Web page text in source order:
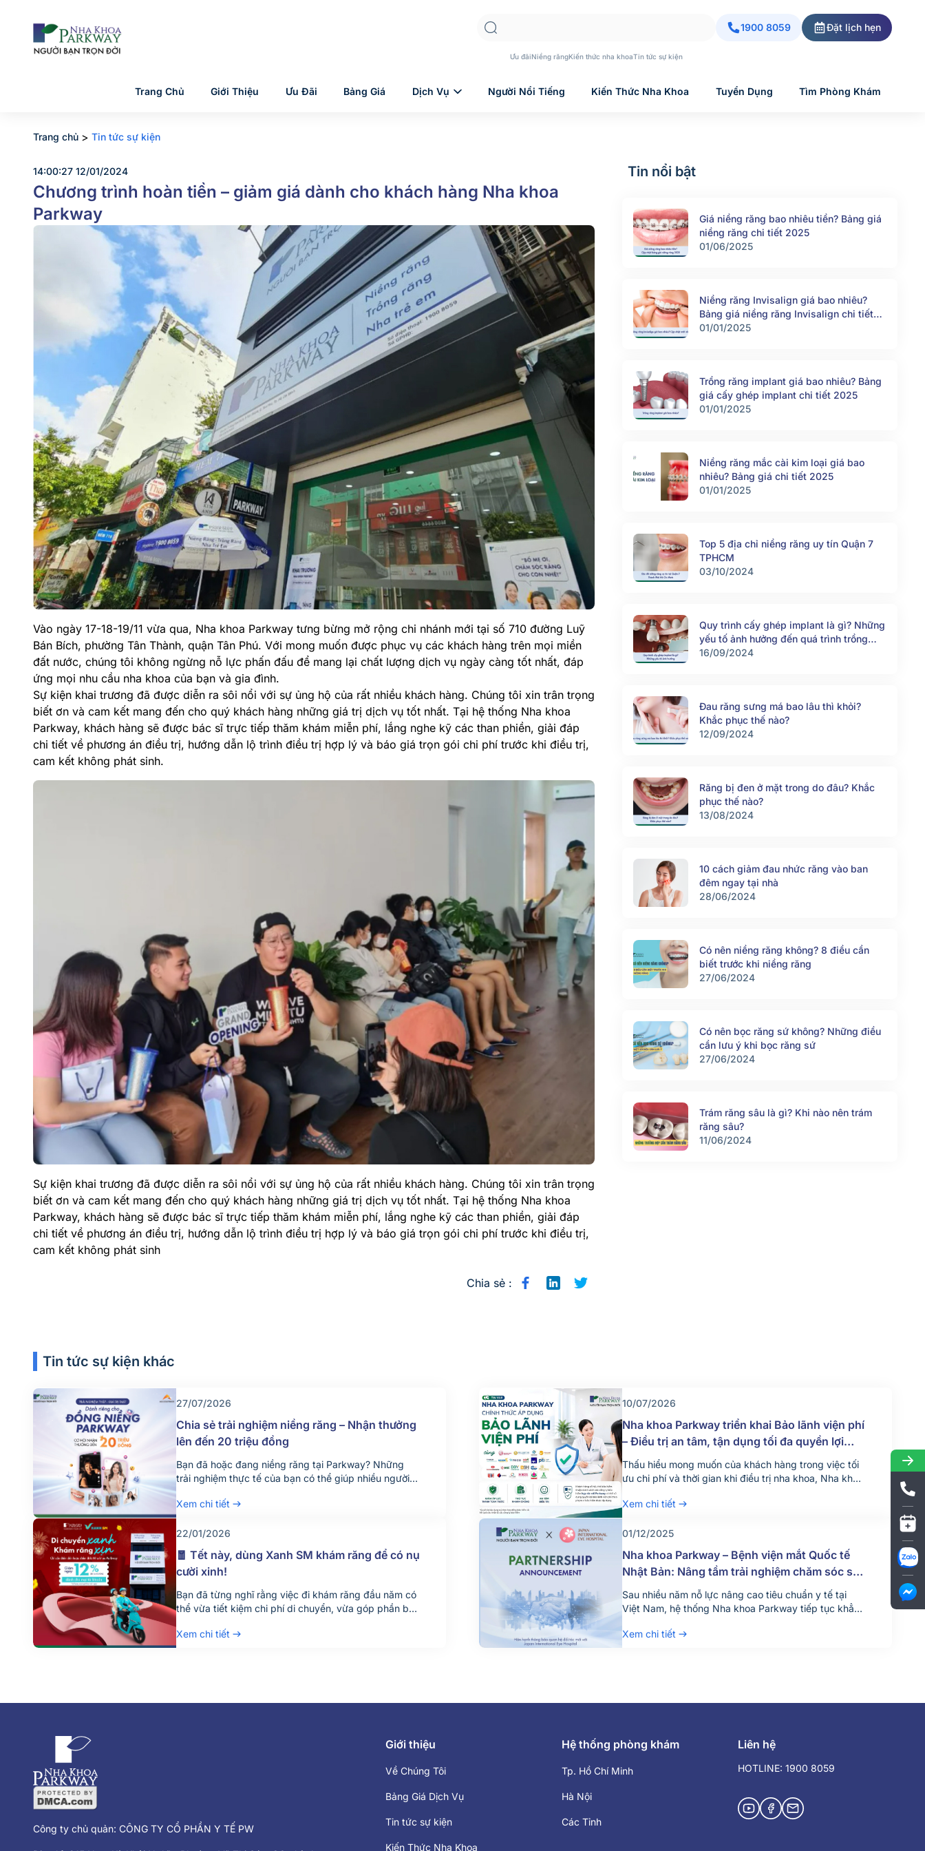
Ưu đãiNiềng răngKiến thức nha khoaTin tức sự kiện
1900 8059 Đặt lịch hẹn
Trang Chủ Giới Thiệu Ưu Đãi Bảng Giá Dịch Vụ Người Nổi Tiếng Kiến Thức Nha Khoa Tuyển Dụng Tìm Phòng Khám
Trang chủ > Tin tức sự kiện
14:00:27 12/01/2024
Chương trình hoàn tiền – giảm giá dành cho khách hàng Nha khoa
Parkway
Vào ngày 17-18-19/11 vừa qua, Nha khoa Parkway tưng bừng mở rộng chi nhánh mới tại số 710 đường Luỹ
Bán Bích, phường Tân Thành, quận Tân Phú. Với mong muốn được phục vụ các khách hàng trên mọi miền
đất nước, chúng tôi không ngừng nỗ lực phấn đấu để mang lại chất lượng dịch vụ ngày càng tốt nhất, đáp
ứng mọi nhu cầu nha khoa của bạn và gia đình.
Sự kiện khai trương đã được diễn ra sôi nổi với sự ủng hộ của rất nhiều khách hàng. Chúng tôi xin trân trọng
biết ơn và cam kết mang đến cho quý khách hàng những giá trị dịch vụ tốt nhất. Tại hệ thống Nha khoa
Parkway, khách hàng sẽ được bác sĩ trực tiếp thăm khám miễn phí, lắng nghe kỹ các than phiền, giải đáp
chi tiết về phương án điều trị, hướng dẫn lộ trình điều trị hợp lý và báo giá trọn gói chi phí trước khi điều trị,
cam kết không phát sinh.
Sự kiện khai trương đã được diễn ra sôi nổi với sự ủng hộ của rất nhiều khách hàng. Chúng tôi xin trân trọng
biết ơn và cam kết mang đến cho quý khách hàng những giá trị dịch vụ tốt nhất. Tại hệ thống Nha khoa
Parkway, khách hàng sẽ được bác sĩ trực tiếp thăm khám miễn phí, lắng nghe kỹ các than phiền, giải đáp
chi tiết về phương án điều trị, hướng dẫn lộ trình điều trị hợp lý và báo giá trọn gói chi phí trước khi điều trị,
cam kết không phát sinh
Chia sẻ :
Tin nổi bật
Giá niềng răng bao nhiêu tiền? Bảng giá
niềng răng chi tiết 2025
01/06/2025
Niềng răng Invisalign giá bao nhiêu?
Bảng giá niềng răng Invisalign chi tiết
2025
01/01/2025
Trồng răng implant giá bao nhiêu? Bảng
giá cấy ghép implant chi tiết 2025
01/01/2025
Niềng răng mắc cài kim loại giá bao
nhiêu? Bảng giá chi tiết 2025
01/01/2025
Top 5 địa chỉ niềng răng uy tín Quận 7
TPHCM
03/10/2024
Quy trình cấy ghép implant là gì? Những
yếu tố ảnh hưởng đến quá trình trồng
răng implant
16/09/2024
Đau răng sưng má bao lâu thì khỏi?
Khắc phục thế nào?
12/09/2024
Răng bị đen ở mặt trong do đâu? Khắc
phục thế nào?
13/08/2024
10 cách giảm đau nhức răng vào ban
đêm ngay tại nhà
28/06/2024
Có nên niềng răng không? 8 điều cần
biết trước khi niềng răng
27/06/2024
Có nên bọc răng sứ không? Những điều
cần lưu ý khi bọc răng sứ
27/06/2024
Trám răng sâu là gì? Khi nào nên trám
răng sâu?
11/06/2024
Tin tức sự kiện khác
27/07/2026
Chia sẻ trải nghiệm niềng răng – Nhận thưởng
lên đến 20 triệu đồng
Bạn đã hoặc đang niềng răng tại Parkway? Những
trải nghiệm thực tế của bạn có thể giúp nhiều người
mình. Nhằm lan tỏa những câu chuyện chân thực từ
AccessTrade triển khai […]
Xem chi tiết
10/07/2026
Nha khoa Parkway triển khai Bảo lãnh viện phí
– Điều trị an tâm, tận dụng tối đa quyền lợi
bảo hiểm
Thấu hiểu mong muốn của khách hàng trong việc tối
ưu chi phí và thời gian khi điều trị nha khoa, Nha khoa
phí từ ngày 18/06/2026. Bảo lãnh viện phí là gì? Bảo
Xem chi tiết
22/01/2026
🧧 Tết này, dùng Xanh SM khám răng để có nụ
cười xinh!
Bạn đã từng nghĩ rằng việc đi khám răng đầu năm có
thể vừa tiết kiệm chi phí di chuyển, vừa góp phần bảo
tiếp tục phối hợp cùng Xanh SM mang đến cho khách
Xem chi tiết
01/12/2025
Nha khoa Parkway – Bệnh viện mắt Quốc tế
Nhật Bản: Nâng tầm trải nghiệm chăm sóc sức
khỏe răng và mắt
Sau nhiều năm nỗ lực nâng cao tiêu chuẩn y tế tại
Việt Nam, hệ thống Nha khoa Parkway tiếp tục khẳng
chăm sóc sức khỏe chất lượng cao. Tháng 12 vừa
Xem chi tiết
Công ty chủ quản: CÔNG TY CỔ PHẦN Y TẾ PW
Giới thiệu
Về Chúng Tôi
Bảng Giá Dịch Vụ
Tin tức sự kiện
Kiến Thức Nha Khoa
Hệ thống phòng khám
Tp. Hồ Chí Minh
Hà Nội
Các Tỉnh
Liên hệ
HOTLINE: 1900 8059